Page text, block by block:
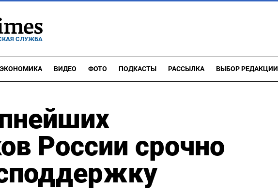
СЛУЖБА
ЭКОНОМИКА ВИДЕО ФОТО ПОДКАСТЫ РАССЫЛКА ВЫБОР РЕДАКЦИИ
России срочно